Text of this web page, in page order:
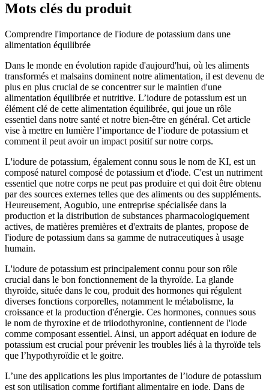
Mots clés du produit
Comprendre l'importance de l'iodure de potassium dans une
alimentation équilibrée
Dans le monde en évolution rapide d'aujourd'hui, où les aliments
transformés et malsains dominent notre alimentation, il est devenu de
plus en plus crucial de se concentrer sur le maintien d'une
alimentation équilibrée et nutritive. L’iodure de potassium est un
élément clé de cette alimentation équilibrée, qui joue un rôle
essentiel dans notre santé et notre bien-être en général. Cet article
vise à mettre en lumière l’importance de l’iodure de potassium et
comment il peut avoir un impact positif sur notre corps.
L'iodure de potassium, également connu sous le nom de KI, est un
composé naturel composé de potassium et d'iode. C'est un nutriment
essentiel que notre corps ne peut pas produire et qui doit être obtenu
par des sources externes telles que des aliments ou des suppléments.
Heureusement, Aogubio, une entreprise spécialisée dans la
production et la distribution de substances pharmacologiquement
actives, de matières premières et d'extraits de plantes, propose de
l'iodure de potassium dans sa gamme de nutraceutiques à usage
humain.
L'iodure de potassium est principalement connu pour son rôle
crucial dans le bon fonctionnement de la thyroïde. La glande
thyroïde, située dans le cou, produit des hormones qui régulent
diverses fonctions corporelles, notamment le métabolisme, la
croissance et la production d'énergie. Ces hormones, connues sous
le nom de thyroxine et de triiodothyronine, contiennent de l'iode
comme composant essentiel. Ainsi, un apport adéquat en iodure de
potassium est crucial pour prévenir les troubles liés à la thyroïde tels
que l’hypothyroïdie et le goitre.
L’une des applications les plus importantes de l’iodure de potassium
est son utilisation comme fortifiant alimentaire en iode. Dans de